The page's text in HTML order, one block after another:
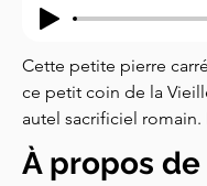
Cette petite pierre
ce petit coin de la
autel sacrificiel romain.
premier ou du
Jésus-Christ, et il porte
À propos